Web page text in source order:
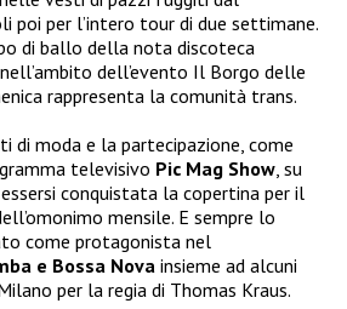
poi per l’intero tour di due settimane.
di ballo della nota discoteca
dell’evento Il Borgo delle
rappresenta la comunità trans.
di moda e la partecipazione, come
televisivo Pic Mag Show, su
conquistata la copertina per il
mensile. E sempre lo
come protagonista nel
e Bossa Nova insieme ad alcuni
per la regia di Thomas Kraus.